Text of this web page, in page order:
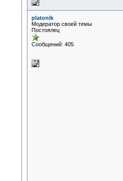
platonik
Модератор своей темы
Постоялец
Сообщений: 405